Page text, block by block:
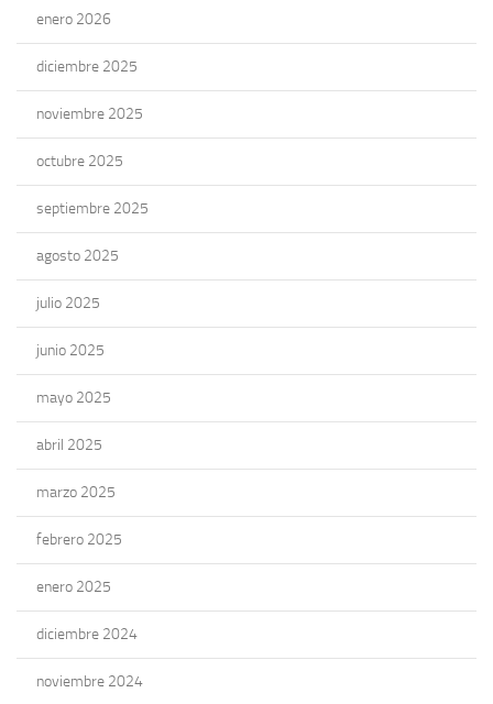
enero 2026
diciembre 2025
noviembre 2025
octubre 2025
septiembre 2025
agosto 2025
julio 2025
junio 2025
mayo 2025
abril 2025
marzo 2025
febrero 2025
enero 2025
diciembre 2024
noviembre 2024